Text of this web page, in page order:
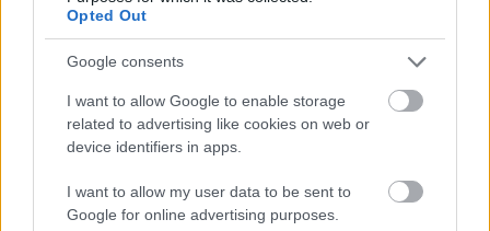
Opted Out
Google consents
I want to allow Google to enable storage
related to advertising like cookies on web or
device identifiers in apps.
I want to allow my user data to be sent to
Google for online advertising purposes.
elektromos autó, outlander, renault zoe,
toyota rav4, audi a3, audi r8, hyundai
kona, tesla model 3, skoda superb,
nissan leaf
elektromos autó outlander renault zoe toyota rav4
audi r8 hyundai kona tesla model 3
rav4, audi a3, audi r8, hyundai kona, tesla model 3,
skoda superb, nissan leaf